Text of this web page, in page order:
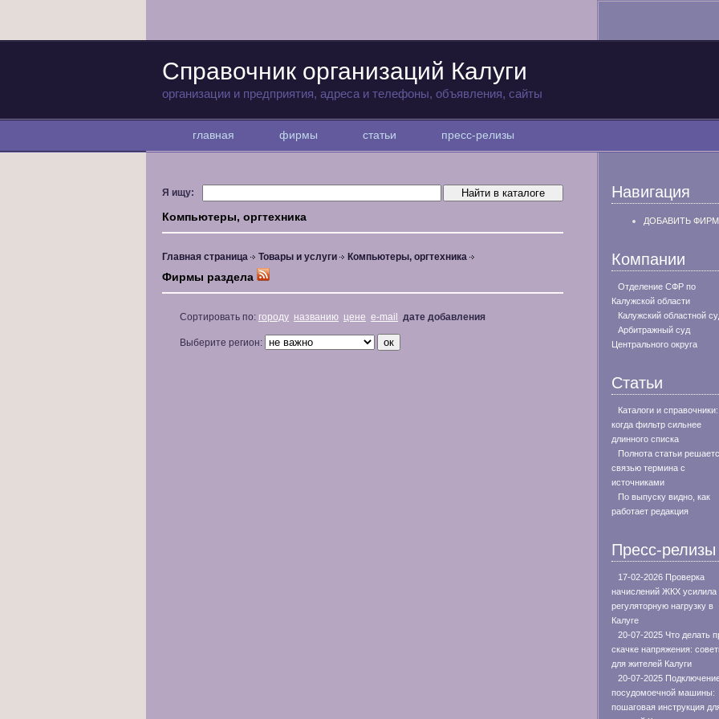
Справочник организаций Калуги
организации и предприятия, адреса и телефоны, объявления, сайты
главная фирмы статьи пресс-релизы
Я ищу:
Компьютеры, оргтехника
Главная страница Товары и услуги Компьютеры, оргтехника
Фирмы раздела
Сортировать по: городу названию цене e-mail дате добавления
Выберите регион:
Навигация
ДОБАВИТЬ
Компании
Отделение СФР по
Калужской области
Калужский областной
Арбитражный суд
Центрального округа
Статьи
Каталоги и справочники:
когда фильтр сильнее
длинного списка
Полнота статьи
связью термина с
источниками
По выпуску видно, как
работает редакция
Пресс-релизы
17-02-2026 Проверка
начислений ЖКХ усилила
регуляторную нагрузку в
Калуге
20-07-2025 Что делать
скачке напряжения:
для жителей Калуги
20-07-2025
посудомоечной машины:
пошаговая инструкция